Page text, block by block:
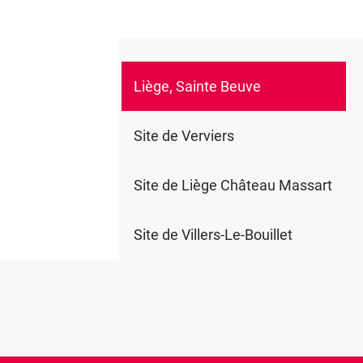
Liège, Sainte Beuve
Site de Verviers
Site de Liège Château Massart
Site de Villers-Le-Bouillet